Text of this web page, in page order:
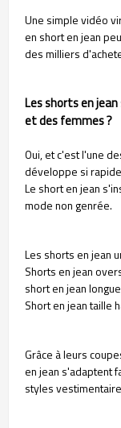
Une simple vidéo
en short en jean
des milliers
Les shorts en
et des femmes ?
Oui, et c'est l'une
développe si
Le short en jean
mode non genrée.
Les shorts en jean
Shorts en jean
short en jean
Short en jean taille
Grâce à leurs
en jean s'adaptent
styles